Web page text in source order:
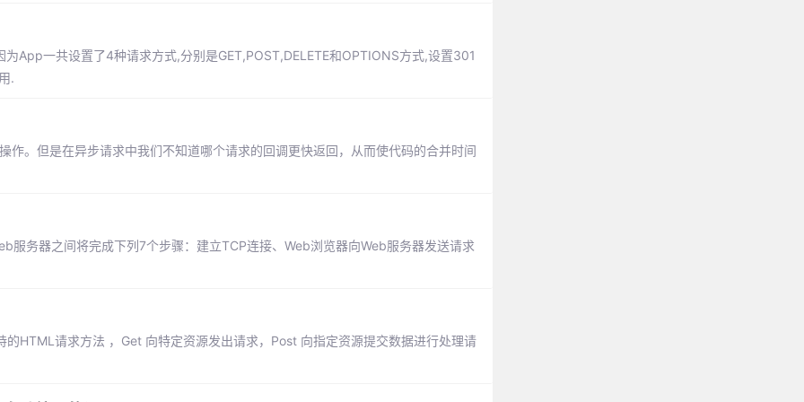
App一共设置了4种请求方式,分别是GET,POST,DELETE和OPTIONS方式,设置301
.
。但是在异步请求中我们不知道哪个请求的回调更快返回，从而使代码的合并时间
服务器之间将完成下列7个步骤：建立TCP连接、Web浏览器向Web服务器发送请求
HTML请求方法 ，Get 向特定资源发出请求，Post 向指定资源提交数据进行处理请